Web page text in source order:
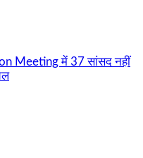
Meeting में 37 सांसद नहीं